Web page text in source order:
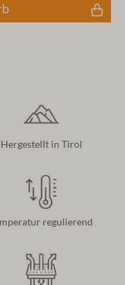
Hergestellt in Tirol
regulierend